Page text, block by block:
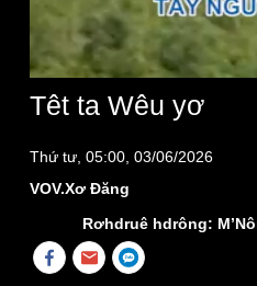
Têt ta Wêu yơ
Thứ tư, 05:00, 03/06/2026
VOV.Xơ Đăng
Rơhdruê hdrông: